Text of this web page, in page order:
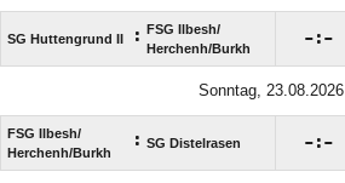
SG Huttengrund II :
FSG Ilbesh/​
Herchenh/​Burkh
:
Sonntag, 23.08.2026
FSG Ilbesh/​
Herchenh/​Burkh
: SG Distelrasen :